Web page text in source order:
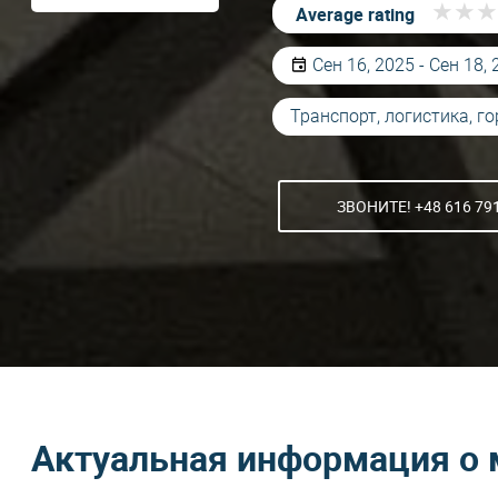
Average rating ★ ★ ★
★ ★ ★
Сен 16, 2025 - Сен 18,
Транспорт, логистика,
ЗВОНИТЕ! +48 616
Актуальная информация о